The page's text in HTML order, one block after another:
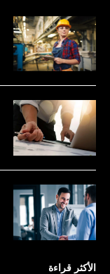
الأكثر قراءة